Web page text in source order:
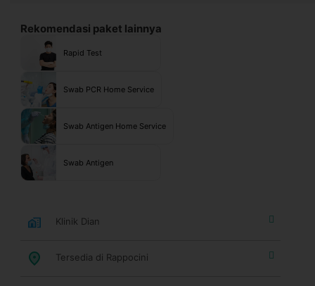
Rekomendasi paket lainnya
Rapid Test
Swab PCR Home Service
Swab Antigen Home Service
Swab Antigen
Klinik Dian
Tersedia di Rappocini